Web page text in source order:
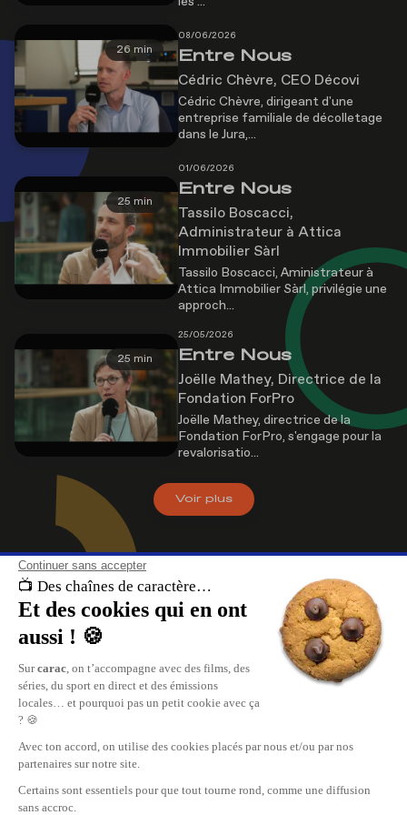
26 min
08/06/2026
Entre Nous
Cédric Chèvre, CEO Décovi
Cédric Chèvre, dirigeant d'une
entreprise familiale de décolletage
dans le Jura,...
25 min
01/06/2026
Entre Nous
Tassilo Boscacci,
Administrateur à Attica
Immobilier Sàrl
Tassilo Boscacci, Aministrateur à
Attica Immobilier Sàrl, privilégie une
approch...
25 min
25/05/2026
Entre Nous
Joëlle Mathey, Directrice de la
Fondation ForPro
Joëlle Mathey, directrice de la
Fondation ForPro, s'engage pour la
revalorisatio...
Voirplus
À propos de nous
carac , les chaînes de caractère. Retrouvez le meilleur du divertissement,
Replay de vos émissions favorites, reportages, cinéma, tout ce qui se
en Suisse Romande est sur carac.tv.
carac, les plus grandes chaînes privées TV de Suisse Romande.
Nous contacter
Carac Media SA
CH-1205 Genève
Publicité
Recevoir carac chez vous